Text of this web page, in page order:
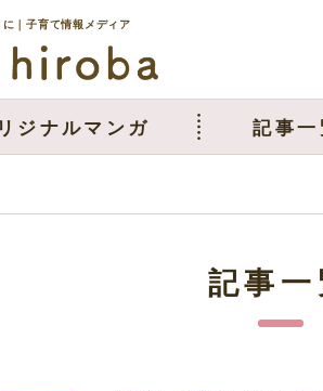
｜子育て情報メディア
ジナルマンガ 記事一
記事一